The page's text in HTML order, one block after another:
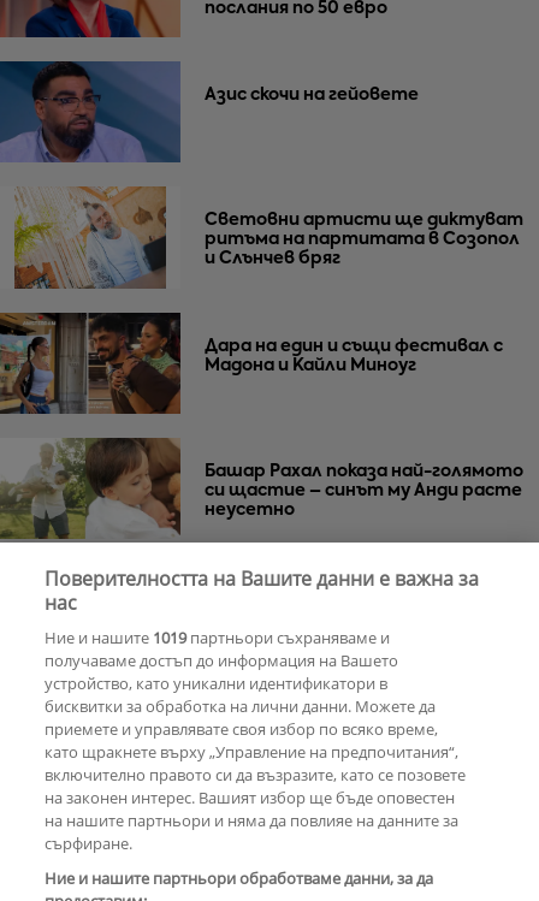
послания по 50 евро
Азис скочи на гейовете
Световни артисти ще диктуват
ритъма на партитата в Созопол
и Слънчев бряг
Дара на един и същи фестивал с
Мадона и Кайли Миноуг
Башар Рахал показа най-голямото
си щастие – синът му Анди расте
неусетно
РЕКЛАМА
КОМЕНТАРИ
Поверителността на Вашите данни е важна за
нас
Ние и нашите 1019партньори съхраняваме и
получаваме достъп до информация на Вашето
устройство, като уникални идентификатори в
бисквитки за обработка на лични данни. Можете да
приемете и управлявате своя избор по всяко време,
като щракнете върху „Управление на предпочитания“,
включително правото си да възразите, като се позовете
на законен интерес. Вашият избор ще бъде оповестен
на нашите партньори и няма да повлияе на данните за
сърфиране.
Ние и нашите партньори обработваме данни, за да